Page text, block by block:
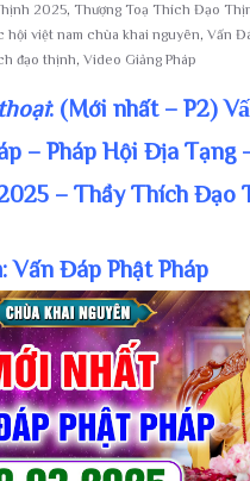
2025, Thượng Toạ Thích Đạo
hội việt nam chùa khai nguyên, Vấn
đạo thịnh, Video Giảng Pháp
: (Mới nhất – P2)
– Pháp Hội Địa Tạng
– Thầy Thích Đạo
Vấn Đáp Phật Pháp